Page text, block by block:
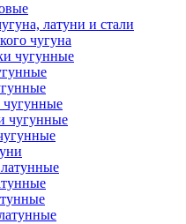
латуни и стали
чугуна
чугунные
чугунные